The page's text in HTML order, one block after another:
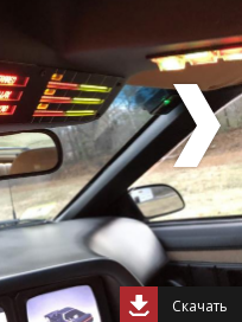
Скачать